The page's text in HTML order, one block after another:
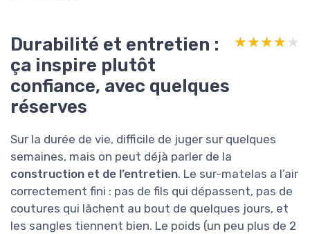
Durabilité et entretien :
ça inspire plutôt
confiance, avec quelques
réserves
★★★★★
★★★★★
Sur la durée de vie, difficile de juger sur quelques
semaines, mais on peut déjà parler de la
construction et de l’entretien. Le sur-matelas a l’air
correctement fini : pas de fils qui dépassent, pas de
coutures qui lâchent au bout de quelques jours, et
les sangles tiennent bien. Le poids (un peu plus de 2